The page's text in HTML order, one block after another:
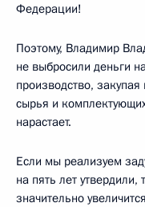
Федерации!
Поэтому, Владимир
не выбросили деньги
производство,
сырья и
нарастает.
Если мы реализуем
на пять лет
значительно